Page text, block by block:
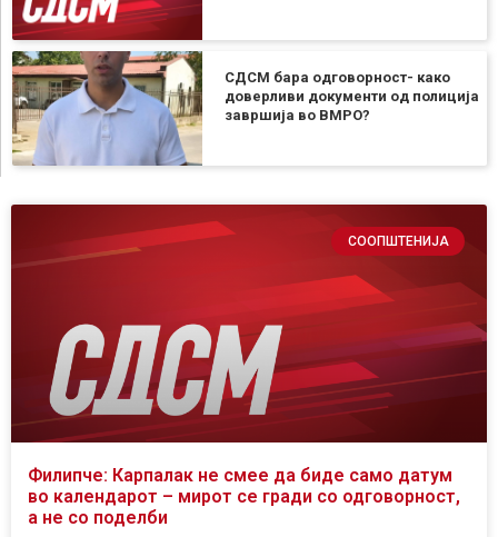
СДСМ бара одговорност- како
доверливи документи од полиција
завршија во ВМРО?
СООПШТЕНИЈА
Филипче: Карпалак не смее да биде само датум
во календарот – мирот се гради со одговорност,
а не со поделби